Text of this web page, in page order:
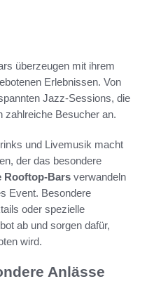
überzeugen mit ihrem
Erlebnissen. Von
Jazz-Sessions, die
zahlreiche Besucher an.
und Livemusik macht
der das besondere
Rooftop-Bars verwandeln
Event. Besondere
oder spezielle
ab und sorgen dafür,
wird.
Anlässe